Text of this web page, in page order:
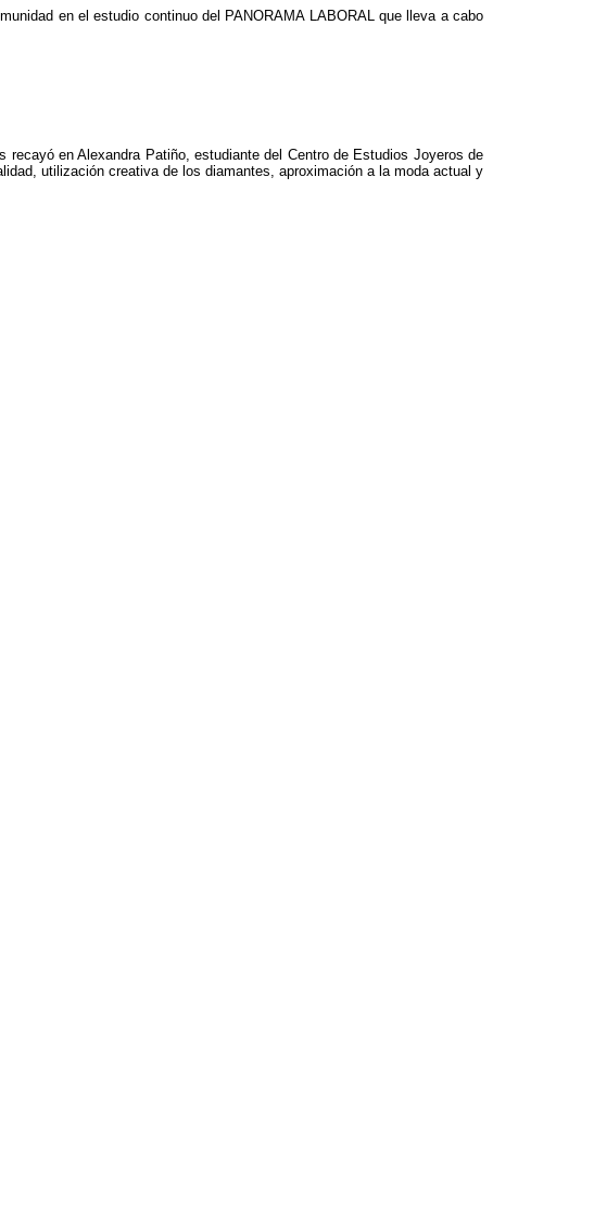
en el estudio continuo del PANORAMA LABORAL que lleva a cabo
en Alexandra Patiño, estudiante del Centro de Estudios Joyeros de
utilización creativa de los diamantes, aproximación a la moda actual y